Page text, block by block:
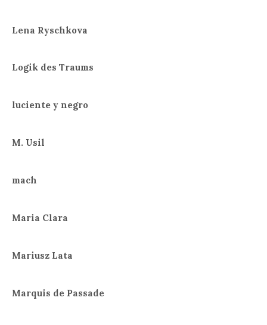
Lena Ryschkova
Logik des Traums
luciente y negro
M. Usil
mach
Maria Clara
Mariusz Lata
Marquis de Passade